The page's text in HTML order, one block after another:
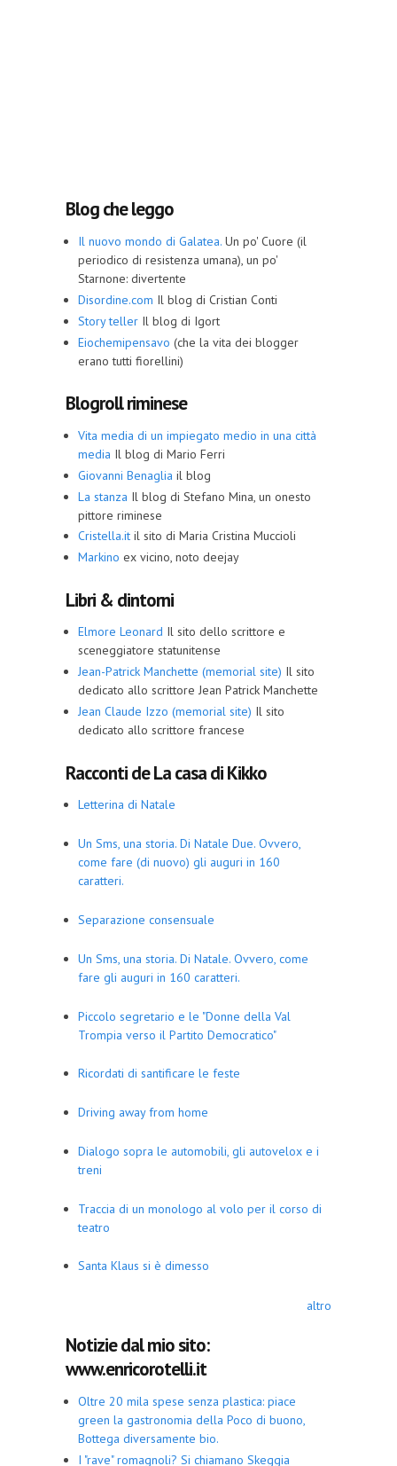
Blog che leggo
Il nuovo mondo di Galatea. Un po' Cuore (il
periodico di resistenza umana), un po'
Starnone: divertente
Disordine.com Il blog di Cristian Conti
Story teller Il blog di Igort
Eiochemipensavo (che la vita dei blogger
erano tutti fiorellini)
Blogroll riminese
Vita media di un impiegato medio in una città
media Il blog di Mario Ferri
Giovanni Benaglia il blog
La stanza Il blog di Stefano Mina, un onesto
pittore riminese
Cristella.it il sito di Maria Cristina Muccioli
Markino ex vicino, noto deejay
Libri & dintorni
Elmore Leonard Il sito dello scrittore e
sceneggiatore statunitense
Jean-Patrick Manchette (memorial site) Il sito
dedicato allo scrittore Jean Patrick Manchette
Jean Claude Izzo (memorial site) Il sito
dedicato allo scrittore francese
Racconti de La casa di Kikko
Letterina di Natale
Un Sms, una storia. Di Natale Due. Ovvero,
come fare (di nuovo) gli auguri in 160
caratteri.
Separazione consensuale
Un Sms, una storia. Di Natale. Ovvero, come
fare gli auguri in 160 caratteri.
Piccolo segretario e le "Donne della Val
Trompia verso il Partito Democratico"
Ricordati di santificare le feste
Driving away from home
Dialogo sopra le automobili, gli autovelox e i
treni
Traccia di un monologo al volo per il corso di
teatro
Santa Klaus si è dimesso
altro
Notizie dal mio sito:
www.enricorotelli.it
Oltre 20 mila spese senza plastica: piace
green la gastronomia della Poco di buono,
Bottega diversamente bio.
I "rave" romagnoli? Si chiamano Skeggia